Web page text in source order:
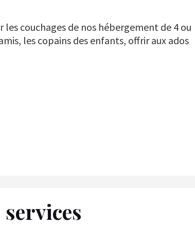
couchages de nos hébergement de 4 ou
les copains des enfants, offrir aux ados